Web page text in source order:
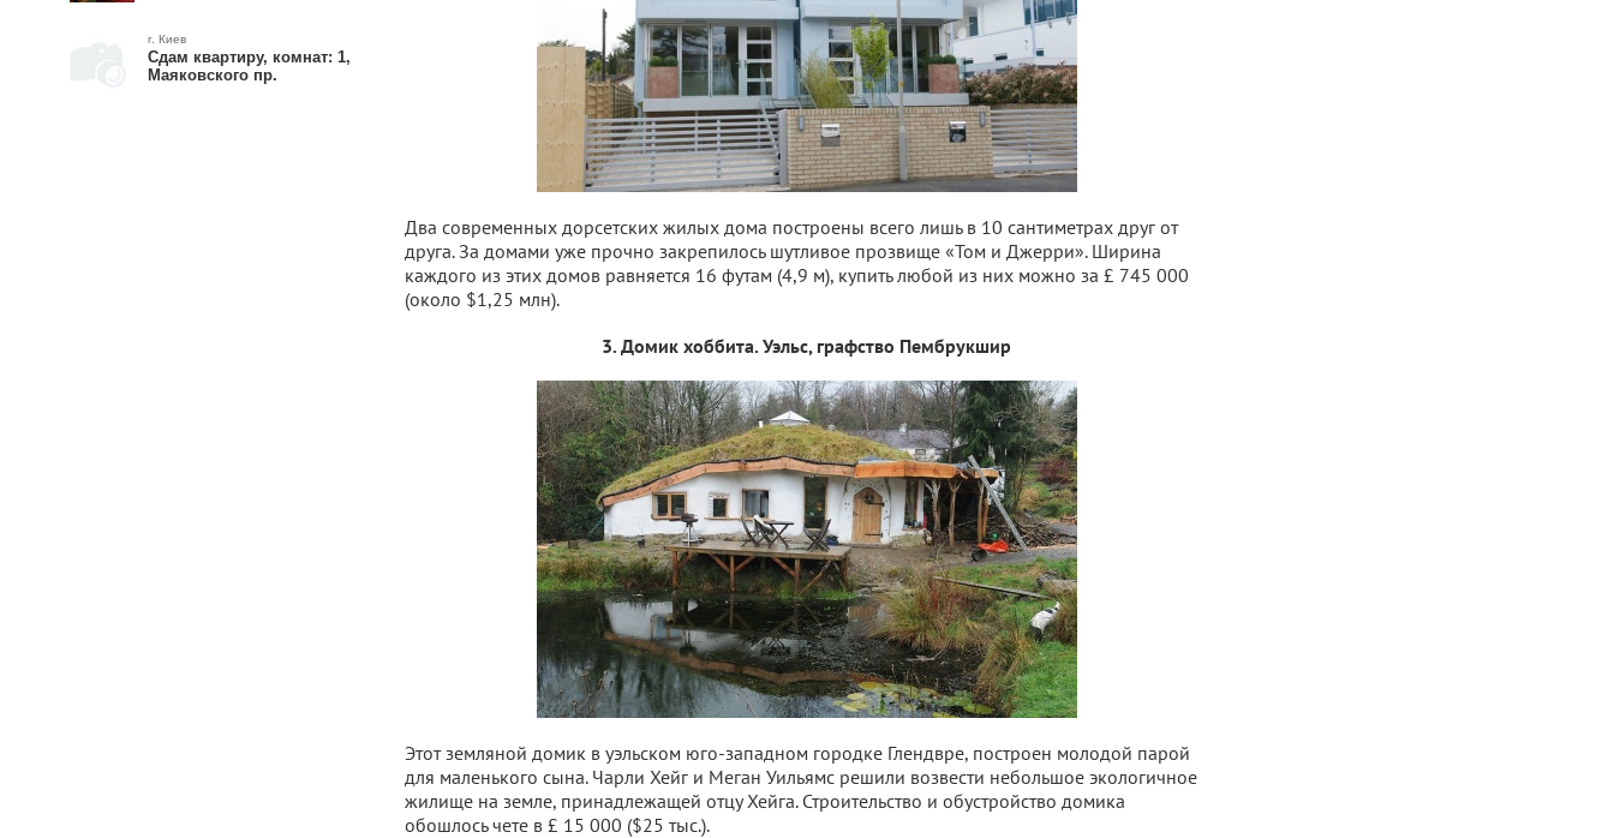
г. Киев
Сдам квартиру, комнат: 1,
Маяковского пр.
Два современных дорсетских жилых дома построены всего лишь в 10 сантиметрах друг от
друга. За домами уже прочно закрепилось шутливое прозвище «Том и Джерри». Ширина
каждого из этих домов равняется 16 футам (4,9 м), купить любой из них можно за £ 745 000
(около $1,25 млн).
3. Домик хоббита. Уэльс, графство Пембрукшир
Этот земляной домик в уэльском юго-западном городке Глендвре, построен молодой парой
для маленького сына. Чарли Хейг и Меган Уильямс решили возвести небольшое экологичное
жилище на земле, принадлежащей отцу Хейга. Строительство и обустройство домика
обошлось чете в £ 15 000 ($25 тыс.).